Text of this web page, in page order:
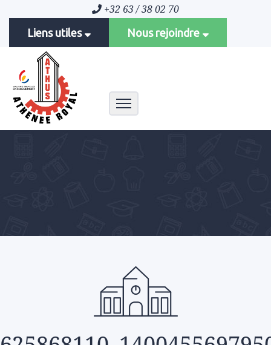
+32 63 / 38 02 70
Liens utiles Nous rejoindre
Toggle navigation